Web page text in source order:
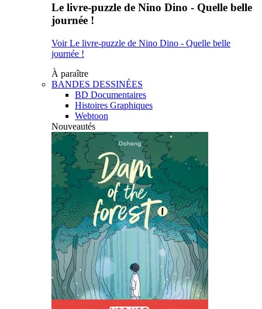
Le livre-puzzle de Nino Dino - Quelle belle
journée !
Voir Le livre-puzzle de Nino Dino - Quelle belle
journée !
À paraître
BANDES DESSINÉES
BD Documentaires
Histoires Graphiques
Webtoon
Nouveautés